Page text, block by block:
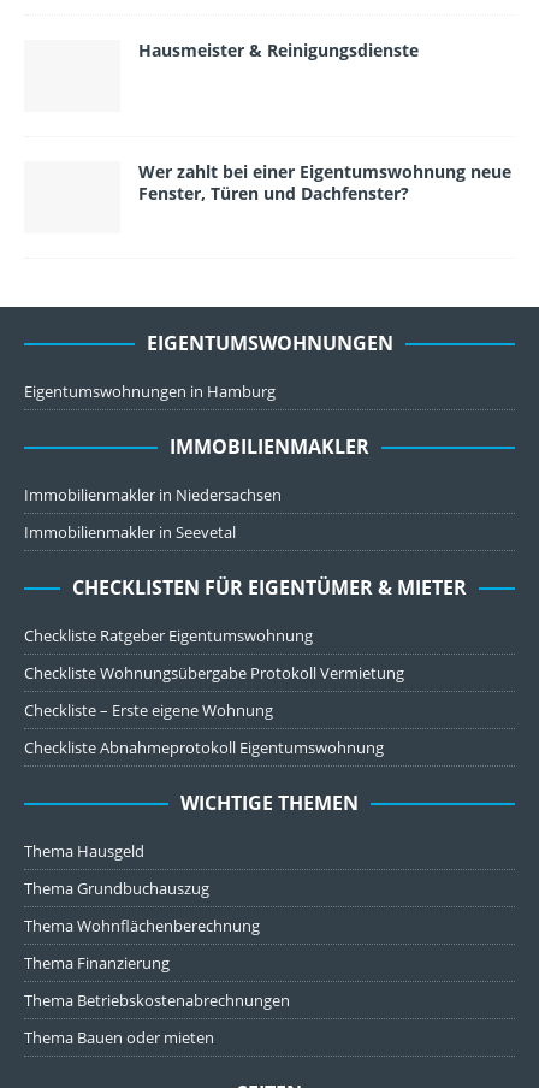
Hausmeister & Reinigungsdienste
Wer zahlt bei einer Eigentumswohnung neue
Fenster, Türen und Dachfenster?
EIGENTUMSWOHNUNGEN
Eigentumswohnungen in Hamburg
IMMOBILIENMAKLER
Immobilienmakler in Niedersachsen
Immobilienmakler in Seevetal
CHECKLISTEN FÜR EIGENTÜMER & MIETER
Checkliste Ratgeber Eigentumswohnung
Checkliste Wohnungsübergabe Protokoll Vermietung
Checkliste – Erste eigene Wohnung
Checkliste Abnahmeprotokoll Eigentumswohnung
WICHTIGE THEMEN
Thema Hausgeld
Thema Grundbuchauszug
Thema Wohnflächenberechnung
Thema Finanzierung
Thema Betriebskostenabrechnungen
Thema Bauen oder mieten